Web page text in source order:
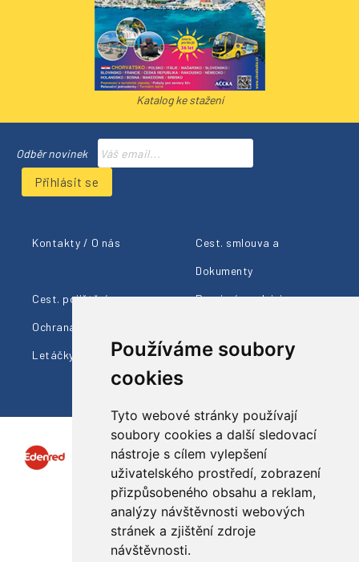
Používáme soubory
cookies
Tyto webové stránky používají
soubory cookies a další sledovací
nástroje s cílem vylepšení
uživatelského prostředí, zobrazení
přizpůsobeného obsahu a reklam,
analýzy návštěvnosti webových
stránek a zjištění zdroje
návštěvnosti.
Katalog ke stažení
Odběr novinek
Přihlásit se
Kontakty / O nás Cest. smlouva a
Dokumenty
Cest. pojištění Provizní prodejci
Ochrana údajů
Letáčky ke stažení
Sledujte nás